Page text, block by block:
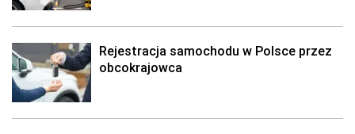
Rejestracja samochodu w Polsce przez
obcokrajowca